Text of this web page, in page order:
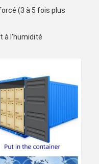
(3 à 5 fois plus
à l'humidité